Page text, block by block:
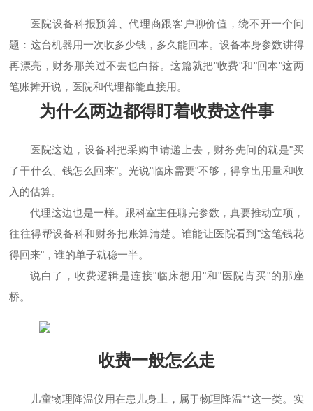
医院设备科报预算、代理商跟客户聊价值，绕不开一个问
题：这台机器用一次收多少钱，多久能回本。设备本身参数讲得
再漂亮，财务那关过不去也白搭。这篇就把"收费"和"回本"这两
笔账摊开说，医院和代理都能直接用。
为什么两边都得盯着收费这件事
医院这边，设备科把采购申请递上去，财务先问的就是"买
了干什么、钱怎么回来"。光说"临床需要"不够，得拿出用量和收
入的估算。
代理这边也是一样。跟科室主任聊完参数，真要推动立项，
往往得帮设备科和财务把账算清楚。谁能让医院看到"这笔钱花
得回来"，谁的单子就稳一半。
说白了，收费逻辑是连接"临床想用"和"医院肯买"的那座
桥。
收费一般怎么走
儿童物理降温仪用在患儿身上，属于物理降温**这一类。实